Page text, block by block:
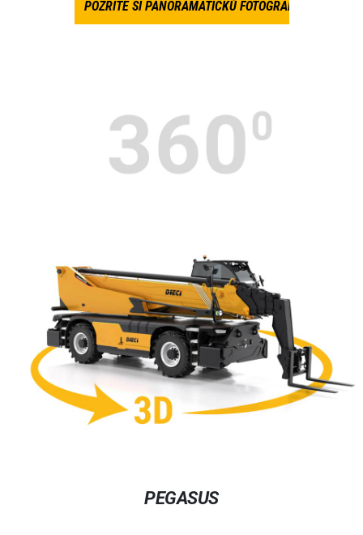
POZRITE SI PANORAMATICKÚ FOTOGRAFIU
PEGASUS